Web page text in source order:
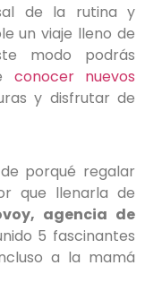
de la rutina y
un viaje lleno de
modo podrás
conocer nuevos
y disfrutar de
porqué regalar
que llenarla de
agencia de
5 fascinantes
a la mamá